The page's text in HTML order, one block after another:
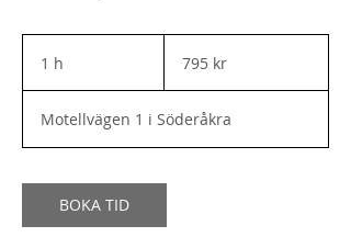
1 h
kronor795 kr
Motellvägen 1 i Söderåkra
BOKA TID